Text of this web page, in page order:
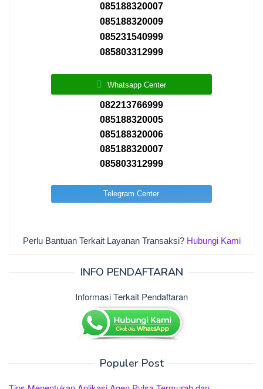
085188320007
085188320009
085231540999
085803312999
Whatsapp Center
082213766999
085188320005
085188320006
085188320007
085803312999
Telegram Center
Perlu Bantuan Terkait Layanan Transaksi? Hubungi Kami
INFO PENDAFTARAN
Informasi Terkait Pendaftaran
Populer Post